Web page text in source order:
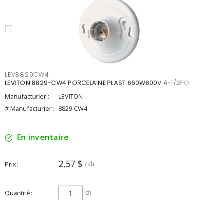
LEV8829CW4
LEVITON 8829-CW4 PORCELAINE PLAST 660W600V 4-1/2PO
Manufacturier :
LEVITON
# Manufacturier : 8829-CW4
En inventaire
Prix 2,57 $ / ch
Quantité ch